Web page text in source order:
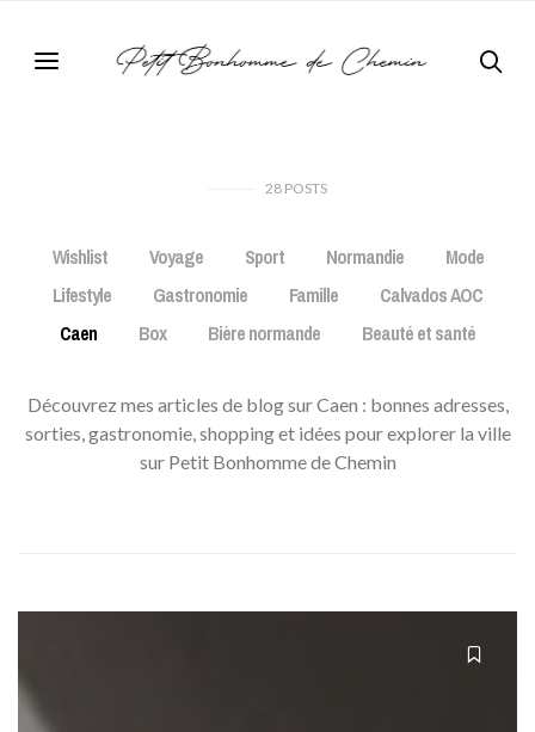
28 POSTS
Wishlist Voyage Sport Normandie
Mode
Lifestyle
Gastronomie Famille
Calvados AOC
Caen
Box Bière normande Beauté et santé
Découvrez mes articles de blog sur Caen : bonnes adresses,
sorties, gastronomie, shopping et idées pour explorer la ville
sur Petit Bonhomme de Chemin